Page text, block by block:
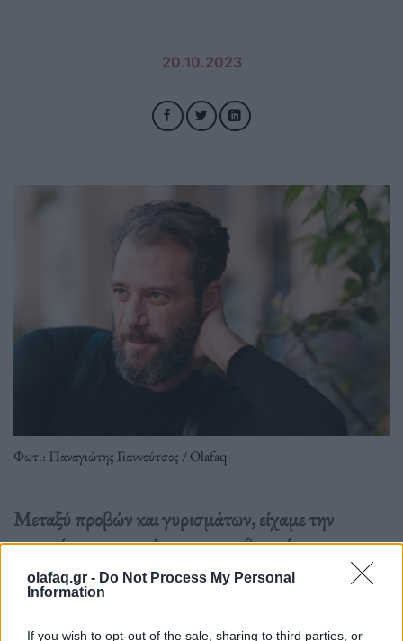
olafaq.gr - Do Not Process My Personal
Information
If you wish to opt-out of the sale, sharing to third parties, or
20.10.2023
Φωτ.: Παναγιώτης Γιαννούτσος / Olafaq
Μεταξύ προβών και γυρισμάτων, είχαμε την
ευκαιρία να συναντήσουμε τον ηθοποιό και να
συζητήσουμε για το Netflix, το θέατρο, την
ψυχοθεραπεία και…το Metaverse.